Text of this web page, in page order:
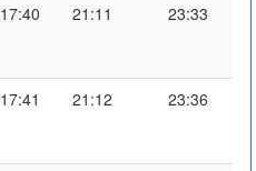
17:40 21:11 23:33
17:41 21:12 23:36